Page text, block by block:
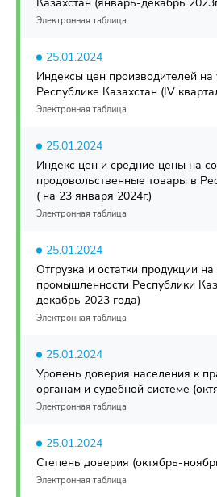
Электронная таблица
25.01.2024
Индексы цен производителей на
Республике Казахстан (IV
Электронная таблица
25.01.2024
Индекс цен и средние цены на
продовольственные товары в
( на 23 января 2024г.)
Электронная таблица
25.01.2024
Отгрузка и остатки продукции
промышленности Республики
декабрь 2023 года)
Электронная таблица
25.01.2024
Уровень доверия населения к
органам и судебной системе
Электронная таблица
25.01.2024
Степень доверия (октябрь-
Электронная таблица